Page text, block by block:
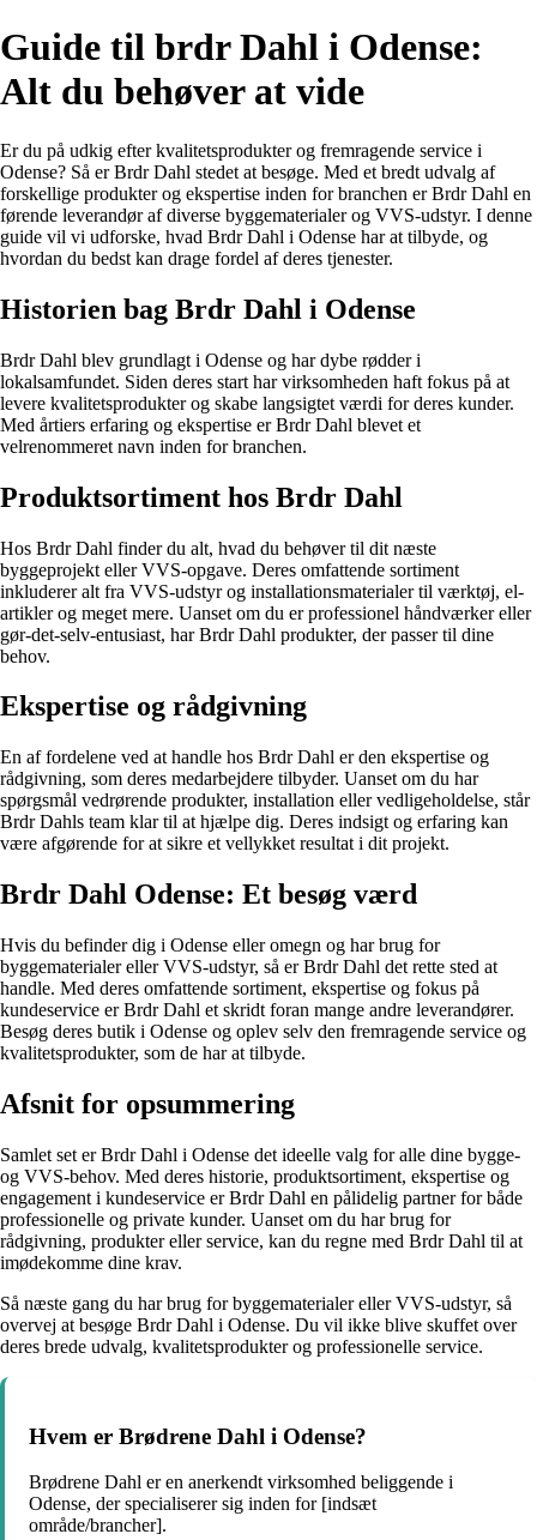
Guide til brdr Dahl i Odense:
Alt du behøver at vide
Er du på udkig efter kvalitetsprodukter og fremragende service i
Odense? Så er Brdr Dahl stedet at besøge. Med et bredt udvalg af
forskellige produkter og ekspertise inden for branchen er Brdr Dahl en
førende leverandør af diverse byggematerialer og VVS-udstyr. I denne
guide vil vi udforske, hvad Brdr Dahl i Odense har at tilbyde, og
hvordan du bedst kan drage fordel af deres tjenester.
Historien bag Brdr Dahl i Odense
Brdr Dahl blev grundlagt i Odense og har dybe rødder i
lokalsamfundet. Siden deres start har virksomheden haft fokus på at
levere kvalitetsprodukter og skabe langsigtet værdi for deres kunder.
Med årtiers erfaring og ekspertise er Brdr Dahl blevet et
velrenommeret navn inden for branchen.
Produktsortiment hos Brdr Dahl
Hos Brdr Dahl finder du alt, hvad du behøver til dit næste
byggeprojekt eller VVS-opgave. Deres omfattende sortiment
inkluderer alt fra VVS-udstyr og installationsmaterialer til værktøj, el-
artikler og meget mere. Uanset om du er professionel håndværker eller
gør-det-selv-entusiast, har Brdr Dahl produkter, der passer til dine
behov.
Ekspertise og rådgivning
En af fordelene ved at handle hos Brdr Dahl er den ekspertise og
rådgivning, som deres medarbejdere tilbyder. Uanset om du har
spørgsmål vedrørende produkter, installation eller vedligeholdelse, står
Brdr Dahls team klar til at hjælpe dig. Deres indsigt og erfaring kan
være afgørende for at sikre et vellykket resultat i dit projekt.
Brdr Dahl Odense: Et besøg værd
Hvis du befinder dig i Odense eller omegn og har brug for
byggematerialer eller VVS-udstyr, så er Brdr Dahl det rette sted at
handle. Med deres omfattende sortiment, ekspertise og fokus på
kundeservice er Brdr Dahl et skridt foran mange andre leverandører.
Besøg deres butik i Odense og oplev selv den fremragende service og
kvalitetsprodukter, som de har at tilbyde.
Afsnit for opsummering
Samlet set er Brdr Dahl i Odense det ideelle valg for alle dine bygge-
og VVS-behov. Med deres historie, produktsortiment, ekspertise og
engagement i kundeservice er Brdr Dahl en pålidelig partner for både
professionelle og private kunder. Uanset om du har brug for
rådgivning, produkter eller service, kan du regne med Brdr Dahl til at
imødekomme dine krav.
Så næste gang du har brug for byggematerialer eller VVS-udstyr, så
overvej at besøge Brdr Dahl i Odense. Du vil ikke blive skuffet over
deres brede udvalg, kvalitetsprodukter og professionelle service.
Hvem er Brødrene Dahl i Odense?
Brødrene Dahl er en anerkendt virksomhed beliggende i
Odense, der specialiserer sig inden for [indsæt
område/brancher].